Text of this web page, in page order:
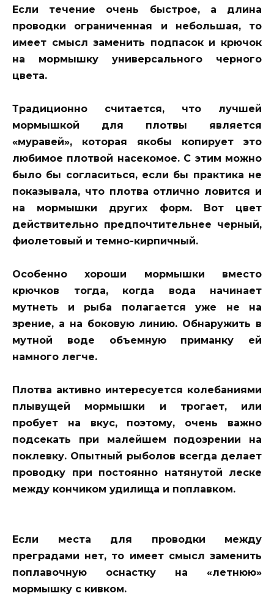
Если течение очень быстрое, а длина
проводки ограниченная и небольшая, то
имеет смысл заменить подпасок и крючок
на мормышку универсального черного
цвета.
Традиционно считается, что лучшей
мормышкой для плотвы является
«муравей», которая якобы копирует это
любимое плотвой насекомое. С этим можно
было бы согласиться, если бы практика не
показывала, что плотва отлично ловится и
на мормышки других форм. Вот цвет
действительно предпочтительнее черный,
фиолетовый и темно-кирпичный.
Особенно хороши мормышки вместо
крючков тогда, когда вода начинает
мутнеть и рыба полагается уже не на
зрение, а на боковую линию. Обнаружить в
мутной воде объемную приманку ей
намного легче.
Плотва активно интересуется колебаниями
плывущей мормышки и трогает, или
пробует на вкус, поэтому, очень важно
подсекать при малейшем подозрении на
поклевку. Опытный рыболов всегда делает
проводку при постоянно натянутой леске
между кончиком удилища и поплавком.
Если места для проводки между
преградами нет, то имеет смысл заменить
поплавочную оснастку на «летнюю»
мормышку с кивком.